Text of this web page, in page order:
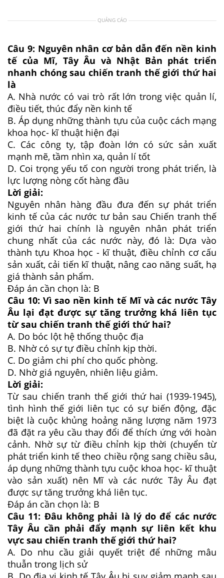
QUẢNG CÁO
Câu 9: Nguyên nhân cơ bản dẫn đến nền kinh
tế của Mĩ, Tây Âu và Nhật Bản phát triển
nhanh chóng sau chiến tranh thế giới thứ hai
là
A. Nhà nước có vai trò rất lớn trong việc quản lí,
điều tiết, thúc đẩy nền kinh tế
B.Áp dụng những thành tựu của cuộc cách mạng
khoa học- kĩ thuật hiện đại
C. Các công ty, tập đoàn lớn có sức sản xuất
mạnh mẽ, tầm nhìn xa, quản lí tốt
D. Coi trọng yếu tố con người trong phát triển, là
lực lượng nòng cốt hàng đầu
Lời giải:
Nguyên nhân hàng đầu đưa đến sự phát triển
kinh tế của các nước tư bản sau Chiến tranh thế
giới thứ hai chính là nguyên nhân phát triển
chung nhất của các nước này, đó là: Dựa vào
thành tựu Khoa học - kĩ thuật, điều chỉnh cơ cấu
sản xuất, cải tiến kĩ thuật, nâng cao năng suất, hạ
giá thành sản phẩm.
Đáp án cần chọn là: B
Câu 10: Vì sao nền kinh tế Mĩ và các nước Tây
Âu lại đạt được sự tăng trưởng khá liên tục
từ sau chiến tranh thế giới thứ hai?
A. Do bóc lột hệ thống thuộc địa
B. Nhờ có sự tự điều chỉnh kịp thời.
C. Do giảm chi phí cho quốc phòng.
D. Nhờ giá nguyên, nhiên liệu giảm.
Lời giải:
Từ sau chiến tranh thế giới thứ hai (1939-1945),
tình hình thế giới liên tục có sự biến động, đặc
biệt là cuộc khủng hoảng năng lượng năm 1973
đã đặt ra yêu cầu thay đổi để thích ứng với hoàn
cảnh. Nhờ sự từ điều chỉnh kịp thời (chuyển từ
phát triển kinh tế theo chiều rộng sang chiều sâu,
áp dụng những thành tựu cuộc khoa học- kĩ thuật
vào sản xuất) nên Mĩ và các nước Tây Âu đạt
được sự tăng trưởng khá liên tục.
Đáp án cần chọn là: B
Câu 11: Đâu không phải là lý do để các nước
Tây Âu cần phải đẩy mạnh sự liên kết khu
vực sau chiến tranh thế giới thứ hai?
A. Do nhu cầu giải quyết triệt để những mâu
thuẫn trong lịch sử